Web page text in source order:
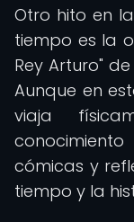
Otro hito en
tiempo es la
Rey Arturo"
Aunque en
viaja
cómicas y
tiempo y la